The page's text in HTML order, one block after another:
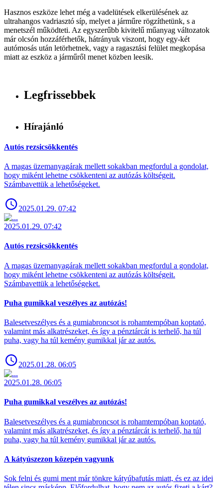
Hasznos eszköze lehet még a vadelütések elkerülésének az
ultrahangos vadriasztó síp, melyet a járműre rögzíthetünk, s a
menetszél működteti. Az egyszerűbb kivitelű műanyag változatok
már olcsón hozzáférhetők, hátrányuk viszont, hogy egy-két
autómosás után letörhetnek, vagy a ragasztási felület megkopása
miatt az eszköz a járműről menet közben leesik.
Legfrissebbek
Hírajánló
Autós rezsicsökkentés
A magas üzemanyagárak mellett sokakban megfordul a gondolat,
hogy miként lehetne csökkenteni az autózás költségeit.
Számbavettük a lehetőségeket.
2025.01.29. 07:42
2025.01.29. 07:42
Autós rezsicsökkentés
A magas üzemanyagárak mellett sokakban megfordul a gondolat,
hogy miként lehetne csökkenteni az autózás költségeit.
Számbavettük a lehetőségeket.
Puha gumikkal veszélyes az autózás!
Balesetveszélyes és a gumiabroncsot is rohamtempóban koptató,
valamint más alkatrészeket, és így a pénztárcát is terhelő, ha túl
puha, vagy ha túl kemény gumikkal jár az autós.
2025.01.28. 06:05
2025.01.28. 06:05
Puha gumikkal veszélyes az autózás!
Balesetveszélyes és a gumiabroncsot is rohamtempóban koptató,
valamint más alkatrészeket, és így a pénztárcát is terhelő, ha túl
puha, vagy ha túl kemény gumikkal jár az autós.
A kátyúszezon közepén vagyunk
Sok felni és gumi ment már tönkre kátyúbafutás miatt, és ez az idei